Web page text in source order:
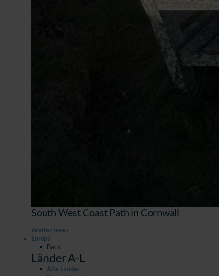
South West Coast Path in Cornwall
Weiter lesen
Europa
Back
Länder A-L
Alle Länder